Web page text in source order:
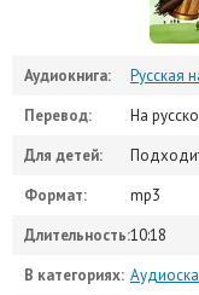
Аудиокнига:
Русская
Перевод:
На
Для детей:
Формат:
mp3
Длительность:10:18
В категориях: